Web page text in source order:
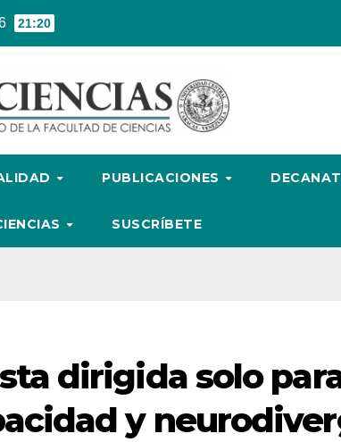
21:20
PUBLICACIONES
SUSCRÍBETE
dirigida solo
y